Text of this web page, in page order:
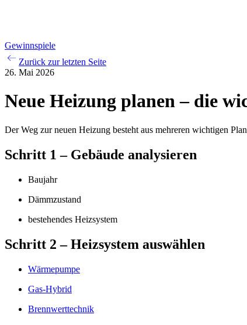
Gewinnspiele
Zurück zur letzten Seite
26. Mai 2026
Neue Heizung planen – die
Der Weg zur neuen Heizung besteht aus mehreren wichtigen
Schritt 1 – Gebäude analysieren
Baujahr
Dämmzustand
bestehendes Heizsystem
Schritt 2 – Heizsystem auswählen
Wärmepumpe
Gas-Hybrid
Brennwerttechnik